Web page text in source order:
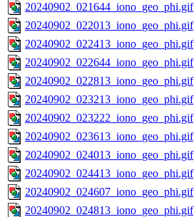
20240902_021644_iono_geo_phi.gif
20240902_022013_iono_geo_phi.gif
20240902_022413_iono_geo_phi.gif
20240902_022644_iono_geo_phi.gif
20240902_022813_iono_geo_phi.gif
20240902_023213_iono_geo_phi.gif
20240902_023222_iono_geo_phi.gif
20240902_023613_iono_geo_phi.gif
20240902_024013_iono_geo_phi.gif
20240902_024413_iono_geo_phi.gif
20240902_024607_iono_geo_phi.gif
20240902_024813_iono_geo_phi.gif